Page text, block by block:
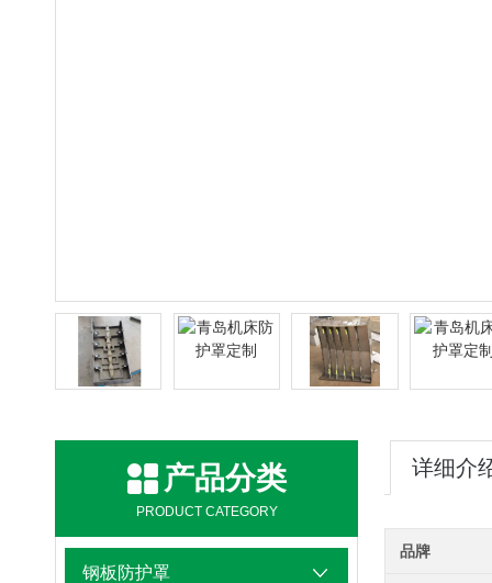
产品分类
PRODUCT CATEGORY
钢板防护罩
详细介
品牌